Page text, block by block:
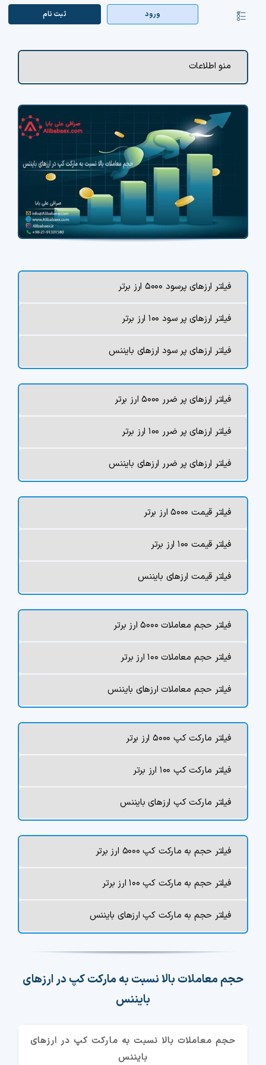
کنترلر
بازار ارزها
اپلیکیشن
تابلوخوانی ارزهای دیجیتال
چت جی پی تی رایگان
فیلتر ارزهای دیجیتال
کارمزد
دسته‌بندی ارزها
شاخص ترس و طمع
خرید تتر ارزان
مشاوره خدمات مالی
ورود ثبت‌ نام
منو اطلاعات
فیلتر ارزهای پرسود ۵۰۰۰ ارز برتر
فیلتر ارزهای پر سود ۱۰۰ ارز برتر
فیلتر ارزهای پر سود ارزهای بایننس
فیلتر ارزهای پر ضرر ۵۰۰۰ ارز برتر
فیلتر ارزهای پر ضرر ۱۰۰ ارز برتر
فیلتر ارزهای پر ضرر ارزهای بایننس
فیلتر قیمت ۵۰۰۰ ارز برتر
فیلتر قیمت ۱۰۰ ارز برتر
فیلتر قیمت ارزهای بایننس
فیلتر حجم معاملات ۵۰۰۰ ارز برتر
فیلتر حجم معاملات ۱۰۰ ارز برتر
فیلتر حجم معاملات ارزهای بایننس
فیلتر مارکت کپ ۵۰۰۰ ارز برتر
فیلتر مارکت کپ ۱۰۰ ارز برتر
فیلتر مارکت کپ ارزهای بایننس
فیلتر حجم به مارکت کپ ۵۰۰۰ ارز برتر
فیلتر حجم به مارکت کپ ۱۰۰ ارز برتر
فیلتر حجم به مارکت کپ ارزهای بایننس
حجم معاملات بالا نسبت به مارکت کپ در ارزهای
بایننس
حجم معاملات بالا نسبت به مارکت کپ در ارزهای
بایننس